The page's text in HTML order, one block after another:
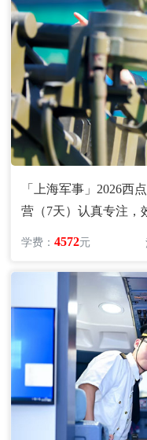
「上海军事」2026西
营（7天）认真专注，
学费：4572元